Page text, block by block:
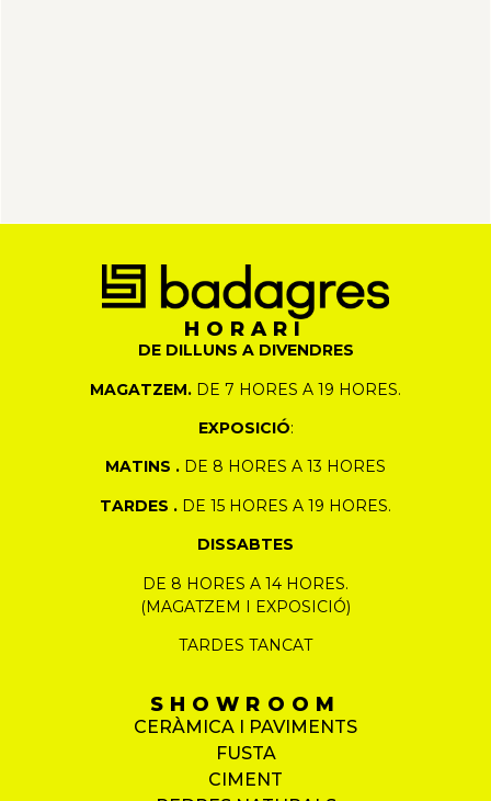
HORARI
DE DILLUNS A DIVENDRES
MAGATZEM. DE 7 HORES A 19 HORES.
EXPOSICIÓ:
MATINS . DE 8 HORES A 13 HORES
TARDES . DE 15 HORES A 19 HORES.
DISSABTES
DE 8 HORES A 14 HORES.
(MAGATZEM I EXPOSICIÓ)
TARDES TANCAT
SHOWROOM
CERÀMICA I PAVIMENTS
FUSTA
CIMENT